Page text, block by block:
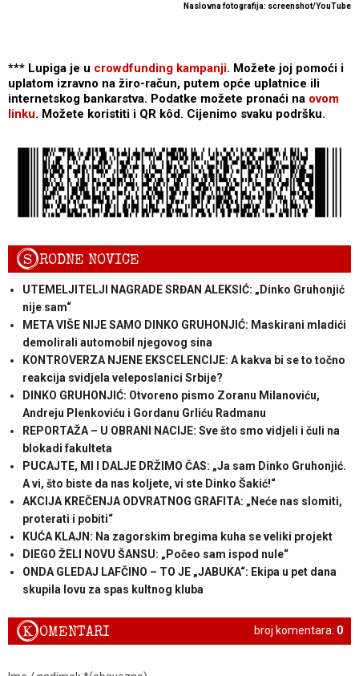
Naslovna fotografija: screenshot/YouTube
*** Lupiga je u crowdfunding kampanji. Možete joj pomoći i
uplatom izravno na žiro-račun, putem opće uplatnice ili
internetskog bankarstva. Podatke možete pronaći na ovom
linku. Možete koristiti i QR kôd. Cijenimo svaku podršku.
SRODNE NOVICE
UTEMELJITELJI NAGRADE SRĐAN ALEKSIĆ: „Dinko Gruhonjić
nije sam“
META VIŠE NIJE SAMO DINKO GRUHONJIĆ: Maskirani mladići
demolirali automobil njegovog sina
KONTROVERZA NJENE EKSCELENCIJE: A kakva bi se to točno
reakcija svidjela veleposlanici Srbije?
DINKO GRUHONJIĆ: Otvoreno pismo Zoranu Milanoviću,
Andreju Plenkoviću i Gordanu Grliću Radmanu
REPORTAŽA – U OBRANI NACIJE: Sve što smo vidjeli i čuli na
blokadi fakulteta
PUCAJTE, MI I DALJE DRŽIMO ČAS: „Ja sam Dinko Gruhonjić.
A vi, što biste da nas koljete, vi ste Dinko Šakić!“
AKCIJA KREČENJA ODVRATNOG GRAFITA: „Neće nas slomiti,
proterati i pobiti“
KUĆA KLAJN: Na zagorskim bregima kuha se veliki projekt
DIEGO ŽELI NOVU ŠANSU: „Počeo sam ispod nule“
ONDA GLEDAJ LAFČINO – TO JE „JABUKA“: Ekipa u pet dana
skupila lovu za spas kultnog kluba
broj komentara: 0
KOMENTARI